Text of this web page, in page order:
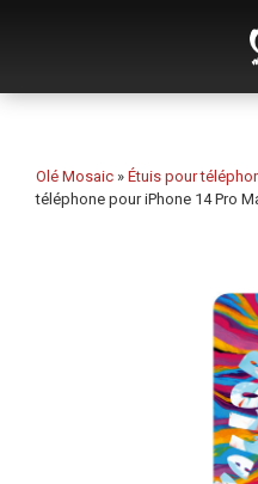
Qui sommes-nous
Catalogue de
Ouvre-
Olé Mosaic » Étuis pour
téléphone pour iPhone 14 Pro